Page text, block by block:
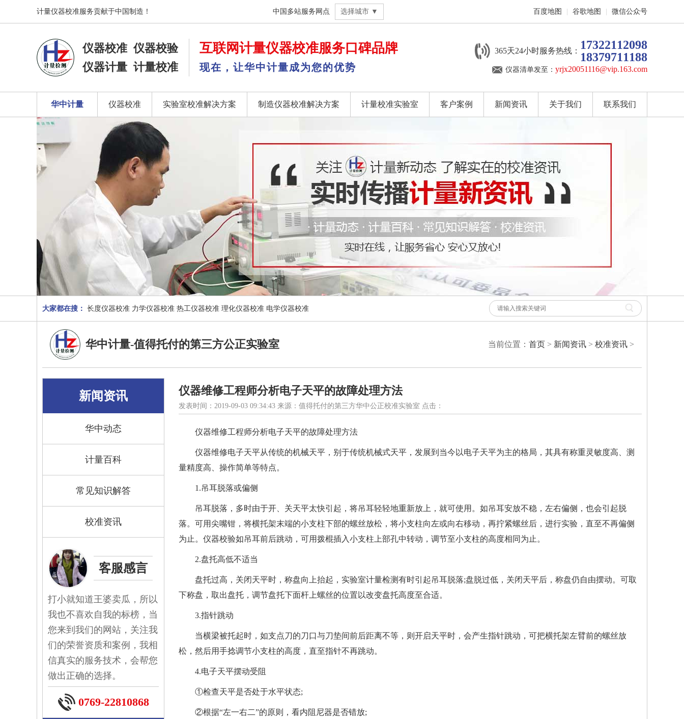
计量仪器校准服务贡献于中国制造！ 中国多站服务网点 选择城市 ▼ 百度地图 谷歌地图 微信公众号
仪器校准 仪器校验
仪器计量 计量校准
互联网计量仪器校准服务口碑品牌
现在，让华中计量成为您的优势
365天24小时服务热线： 17322112098
18379711188
仪器清单发至： yrjx20051116@vip.163.com
华中计量 仪器校准 实验室校准解决方案 制造仪器校准解决方案 计量校准实验室 客户案例 新闻资讯 关于我们 联系我们
大家都在搜： 长度仪器校准 力学仪器校准 热工仪器校准 理化仪器校准 电学仪器校准
当前位置： 首页 > 新闻资讯 > 校准资讯 >
华中计量-值得托付的第三方公正实验室
新闻资讯
华中动态
计量百科
常见知识解答
校准资讯
客服感言
打小就知道王婆卖瓜，所以
我也不喜欢自我的标榜，当
您来到我们的网站，关注我
们的荣誉资质和案例，我相
信真实的服务技术，会帮您
做出正确的选择。
0769-22810868
仪器维修工程师分析电子天平的故障处理方法
发表时间：2019-09-03 09:34:43 来源：值得托付的第三方华中公正校准实验室 点击：
仪器维修工程师分析电子天平的故障处理方法
仪器维修电子天平从传统的机械天平，别于传统机械式天平，发展到当今以电子天平为主的格局，其具有称重灵敏度高、测
量精度高、操作简单等特点。
1.吊耳脱落或偏侧
吊耳脱落，多时由于开、关天平太快引起，将吊耳轻轻地重新放上，就可使用。如吊耳安放不稳，左右偏侧，也会引起脱
落。可用尖嘴钳，将横托架末端的小支柱下部的螺丝放松，将小支柱向左或向右移动，再拧紧螺丝后，进行实验，直至不再偏侧
为止。 仪器校验如吊耳前后跳动，可用拨棍插入小支柱上部孔中转动，调节至小支柱的高度相同为止。
2.盘托高低不适当
盘托过高，关闭天平时，称盘向上抬起， 实验室计量检测有时引起吊耳脱落;盘脱过低，关闭天平后，称盘仍自由摆动。可取
下称盘，取出盘托，调节盘托下面杆上螺丝的位置以改变盘托高度至合适。
3.指针跳动
当横梁被托起时，如支点刀的刀口与刀垫间前后距离不等，则开启天平时，会产生指针跳动，可把横托架左臂前的螺丝放
松，然后用手捻调节小支柱的高度，直至指针不再跳动。
4.电子天平摆动受阻
①检查天平是否处于水平状态;
②根据“左一右二”的原则，看内阻尼器是否错放;